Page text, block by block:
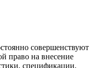
совершенствуют
право на внесение
спецификации,